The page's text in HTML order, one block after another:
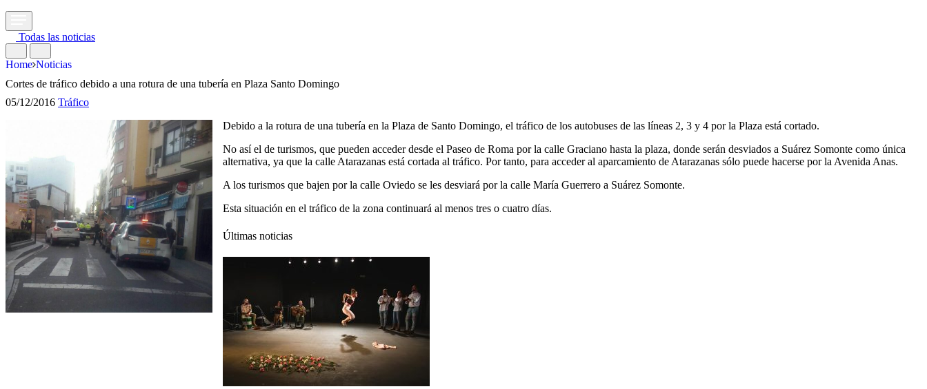
Todas las noticias
Home Noticias
Cortes de tráfico debido a una rotura de una tubería en Plaza Santo Domingo
05/12/2016 Tráfico
Debido a la rotura de una tubería en la Plaza de Santo Domingo, el tráfico de los autobuses de las líneas 2, 3 y 4 por la Plaza está cortado.
No así el de turismos, que pueden acceder desde el Paseo de Roma por la calle Graciano hasta la plaza, donde serán desviados a Suárez Somonte como única
alternativa, ya que la calle Atarazanas está cortada al tráfico. Por tanto, para acceder al aparcamiento de Atarazanas sólo puede hacerse por la Avenida Anas.
A los turismos que bajen por la calle Oviedo se les desviará por la calle María Guerrero a Suárez Somonte.
Esta situación en el tráfico de la zona continuará al menos tres o cuatro días.
Últimas noticias